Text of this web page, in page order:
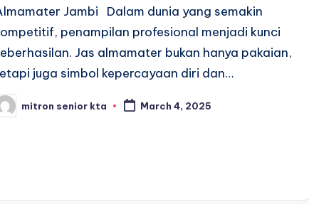
Jambi Dalam dunia yang semakin
penampilan profesional menjadi kunci
Jas almamater bukan hanya pakaian,
juga simbol kepercayaan diri dan…
mitron senior kta March 4, 2025